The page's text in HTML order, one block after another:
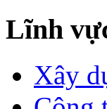
Lĩnh
Xây